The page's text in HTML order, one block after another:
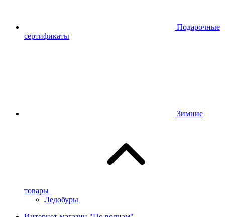
Подарочные
сертификаты
Зимние
товары
Ледобуры